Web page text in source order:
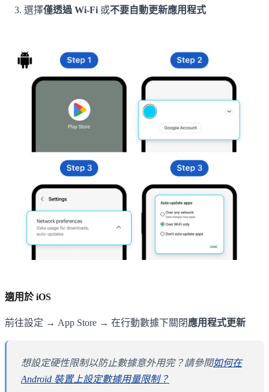
選擇僅透過 Wi-Fi 或不要自動更新應用程式
適用於 iOS
前往設定 → App Store → 在行動數據下關閉應用程式更新
想設定硬性限制以防止數據意外用完？請參閱如何在
Android 裝置上設定數據用量限制？